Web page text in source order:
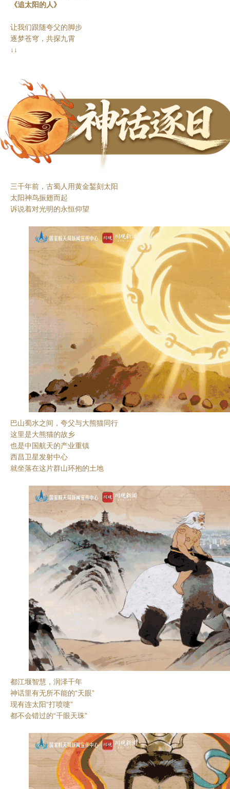
《追太阳的人》
让我们跟随夸父的脚步
逐梦苍穹，共探九霄
↓↓
三千年前，古蜀人用黄金錾刻太阳
太阳神鸟振翅而起
诉说着对光明的永恒仰望
巴山蜀水之间，夸父与大熊猫同行
这里是大熊猫的故乡
也是中国航天的产业重镇
西昌卫星发射中心
就坐落在这片群山环抱的土地
都江堰智慧，润泽千年
神话里有无所不能的“天眼”
现有连太阳“打喷嚏”
都不会错过的“千眼天珠”